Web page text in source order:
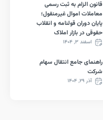
قانون الزام به ثبت رسمی
معاملات اموال غیرمنقول؛
پایان دوران قولنامه و انقلاب
حقوقی در بازار املاک
اسفند ۳, ۱۴۰۴
راهنمای جامع انتقال سهام
شرکت
آذر ۲۹, ۱۴۰۴